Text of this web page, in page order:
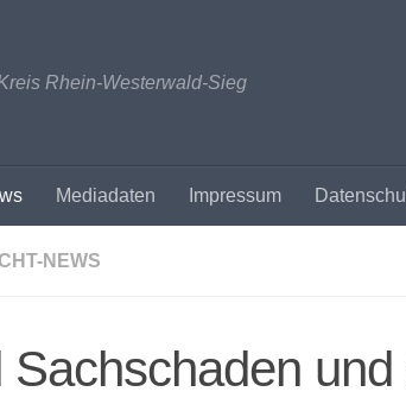
Rhein-Westerwald-Sieg
Mediadaten Impressum
NEWS
Sachschaden